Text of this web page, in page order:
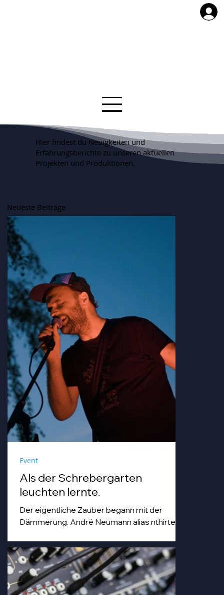
Neueste Beiträge
Als der Schrebergarten
leuchten lernte.
Der eigentliche Zauber begann mit der
Dämmerung. André Neumann alias nthirteen
strich mit einem Geigenbogen über seine E-
Gitarre, während die Sonne unterging.
Goldenes Abendlicht mischte sich mit
Farbspots in Türkis, Lila und Blau – die
Event
Hier findest du Neuigkeiten und
Erfahrungsberichte zu unseren aktuellen
Projekten und Produktionen.